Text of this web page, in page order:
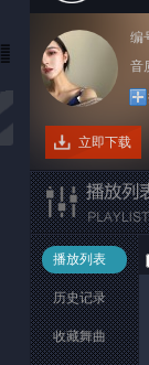
编
音
立即下载
播放列表
历史记录
收藏舞曲